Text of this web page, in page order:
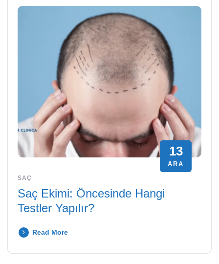
13
ARA
SAÇ
Saç Ekimi: Öncesinde Hangi
Testler Yapılır?
Read More